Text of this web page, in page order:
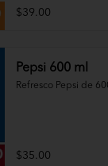
$39.00
Pepsi 600 ml
Refresco Pepsi de
$35.00